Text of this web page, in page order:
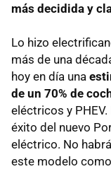
más decidida y
Lo hizo
más de una
hoy en día una
de un 70% de
eléctricos y
éxito del nuevo
eléctrico. No
este modelo como